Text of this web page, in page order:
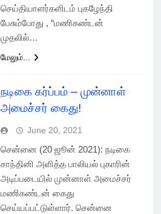
செய்தியாளர்களிடம் புகழேந்தி
பேசும்போது , “மணிகண்டன்
முதலில்…
மேலும்...
நடிகை கர்ப்பம் – முன்னாள்
அமைச்சர் கைது!
June 20, 2021
சென்னை (20 ஜூன் 2021): நடிகை
சாந்தினி அளித்த பாலியல் புகாரின்
அடிப்படையில் முன்னாள் அமைச்சர்
மணிகண்டன் கைது
செய்யப்பட்டுள்ளார். சென்னை